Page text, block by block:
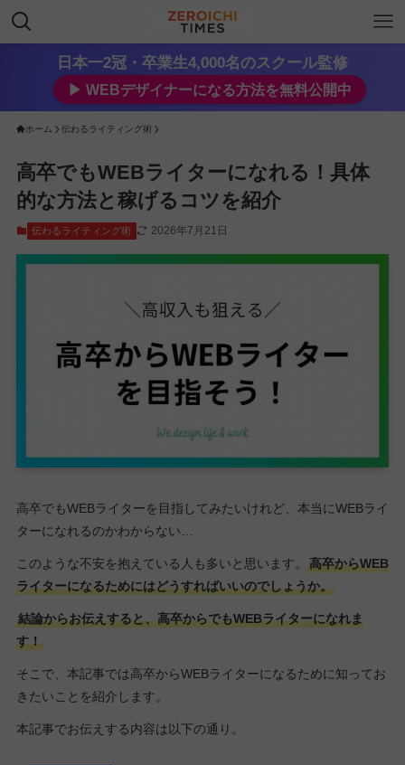
日本一2冠・卒業生4,000名のスクール監修
▶︎ WEBデザイナーになる方法を無料公開中
ホーム 伝わるライティング術
高卒でもWEBライターになれる！具体
的な方法と稼げるコツを紹介
伝わるライティング術 2026年7月21日
高卒でもWEBライターを目指してみたいけれど、本当にWEBライ
ターになれるのかわからない…
このような不安を抱えている人も多いと思います。
高卒からWEB
ライターになるためにはどうすればいいのでしょうか。
結論からお伝えすると、高卒からでもWEBライターになれま
す！
そこで、本記事では高卒からWEBライターになるために知ってお
きたいことを紹介します。
本記事でお伝えする内容は以下の通り。